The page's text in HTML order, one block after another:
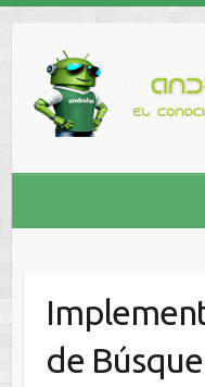
de